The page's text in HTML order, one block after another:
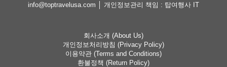
info@toptravelusa.com │ 개인정보관리 책임 : 탑여행사 IT
회사소개 (About Us)
개인정보처리방침 (Privacy Policy)
이용약관 (Terms and Conditions)
환불정책 (Return Policy)